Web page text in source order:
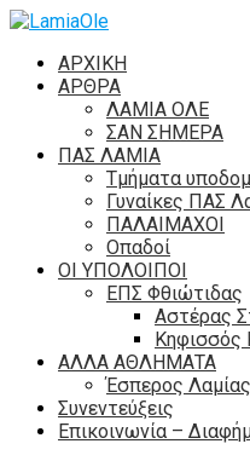
ΑΡΧΙΚΗ
ΑΡΘΡΑ
ΛΑΜΙΑ ΟΛΕ
ΣΑΝ ΣΗΜΕΡΑ
ΠΑΣ ΛΑΜΙΑ
Τμήματα
Γυναίκες ΠΑΣ
ΠΑΛΑΙΜΑΧΟΙ
Οπαδοί
ΟΙ ΥΠΟΛΟΙΠΟΙ
ΕΠΣ Φθιώτιδας
Αστέρας
Κηφισσός
ΑΛΛΑ ΑΘΛΗΜΑΤΑ
Έσπερος Λαμίας
Συνεντεύξεις
Επικοινωνία –